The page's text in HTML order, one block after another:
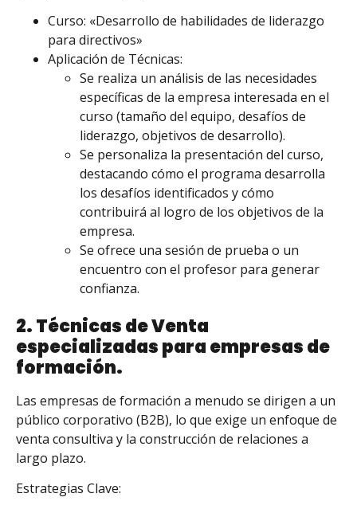
Curso: «Desarrollo de habilidades de liderazgo
para directivos»
Aplicación de Técnicas:
Se realiza un análisis de las necesidades
específicas de la empresa interesada en el
curso (tamaño del equipo, desafíos de
liderazgo, objetivos de desarrollo).
Se personaliza la presentación del curso,
destacando cómo el programa desarrolla
los desafíos identificados y cómo
contribuirá al logro de los objetivos de la
empresa.
Se ofrece una sesión de prueba o un
encuentro con el profesor para generar
confianza.
2. Técnicas de Venta
especializadas para empresas de
formación.
Las empresas de formación a menudo se dirigen a un
público corporativo (B2B), lo que exige un enfoque de
venta consultiva y la construcción de relaciones a
largo plazo.
Estrategias Clave: